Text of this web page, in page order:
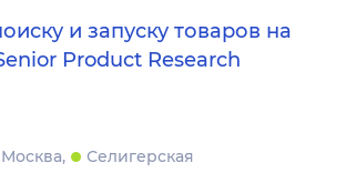
и запуску товаров на
Product Research
Москва
Селигерская